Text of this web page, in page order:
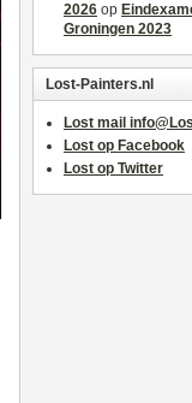
2026 op
Groningen 2023
Lost-Painters.nl
Lost mail
Lost op Facebook
Lost op Twitter